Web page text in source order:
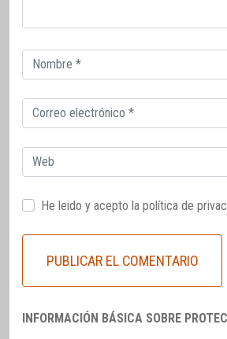
Correo
electrónico
Correo
electrónico
Web
He leido y acepto la política de
INFORMACIÓN BÁSICA SOBRE